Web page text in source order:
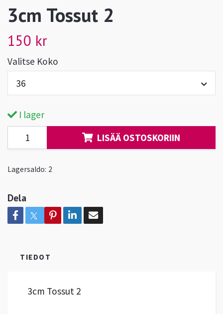
3cm Tossut 2
150 kr
Valitse Koko
36
I lager
LISÄÄ OSTOSKORIIN
Lagersaldo: 2
Dela
TIEDOT
3cm Tossut 2